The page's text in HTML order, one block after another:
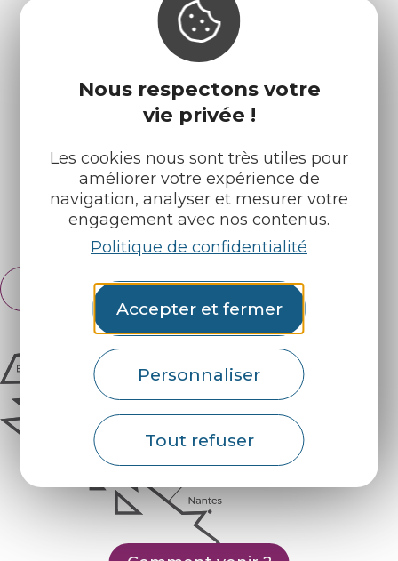
Nous respectons votre
vie privée !
Les cookies nous sont très utiles pour
améliorer votre expérience de
navigation, analyser et mesurer votre
engagement avec nos contenus.
Politique de confidentialité
Accepter et fermer
Personnaliser
Tout refuser
Nos brochures
Retrouvez-nous sur :
Espace pro Partenaires
Français
English